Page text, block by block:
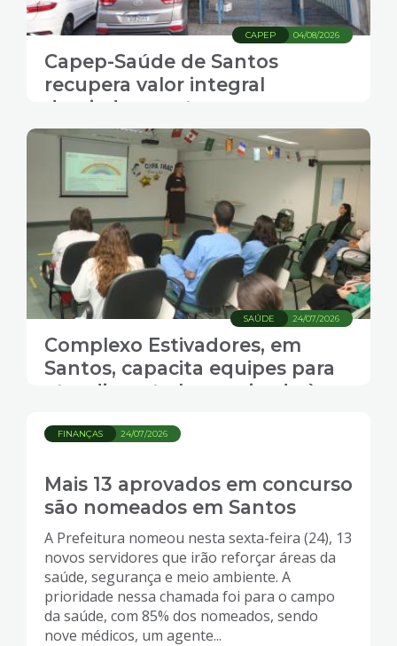
04/08/2026
CAPEP
Capep-Saúde de Santos
recupera valor integral
desviado em ataque
cibernético
24/07/2026
SAÚDE
Complexo Estivadores, em
Santos, capacita equipes para
atendimento humanizado à
24/07/2026
FINANÇAS
Mais 13 aprovados em concurso
são nomeados em Santos
A Prefeitura nomeou nesta sexta-feira (24), 13
novos servidores que irão reforçar áreas da
saúde, segurança e meio ambiente. A
prioridade nessa chamada foi para o campo
da saúde, com 85% dos nomeados, sendo
nove médicos, um agente...